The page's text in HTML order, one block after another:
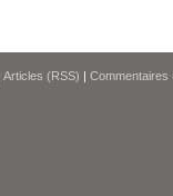
Articles (RSS) | Commentaires